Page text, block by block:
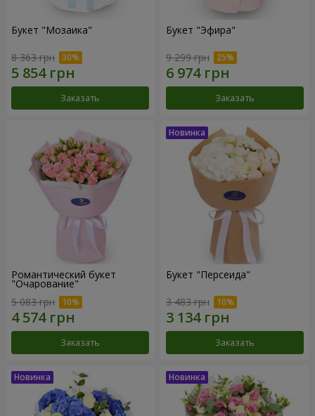
Букет "Мозаика"
8 363 грн
Заказать
Букет "Эфира"
9 299 грн
Заказать
Романтический букет
"Очарование"
5 083 грн
Заказать
Букет "Персеида"
3 483 грн
Заказать